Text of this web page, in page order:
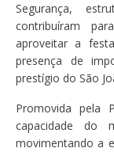
Segurança,
contribuíram
aproveitar a
presença de
prestígio do São
Promovida pela
capacidade do
movimentando a